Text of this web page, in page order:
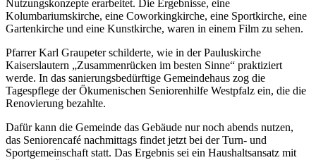
Nutzungskonzepte erarbeitet. Die Ergebnisse, eine
Kolumbariumskirche, eine Coworkingkirche, eine Sportkirche, eine
Gartenkirche und eine Kunstkirche, waren in einem Film zu sehen.
Pfarrer Karl Graupeter schilderte, wie in der Pauluskirche
Kaiserslautern „Zusammenrücken im besten Sinne“ praktiziert
werde. In das sanierungsbedürftige Gemeindehaus zog die
Tagespflege der Ökumenischen Seniorenhilfe Westpfalz ein, die die
Renovierung bezahlte.
Dafür kann die Gemeinde das Gebäude nur noch abends nutzen,
das Seniorencafé nachmittags findet jetzt bei der Turn- und
Sportgemeinschaft statt. Das Ergebnis sei ein Haushaltsansatz mit